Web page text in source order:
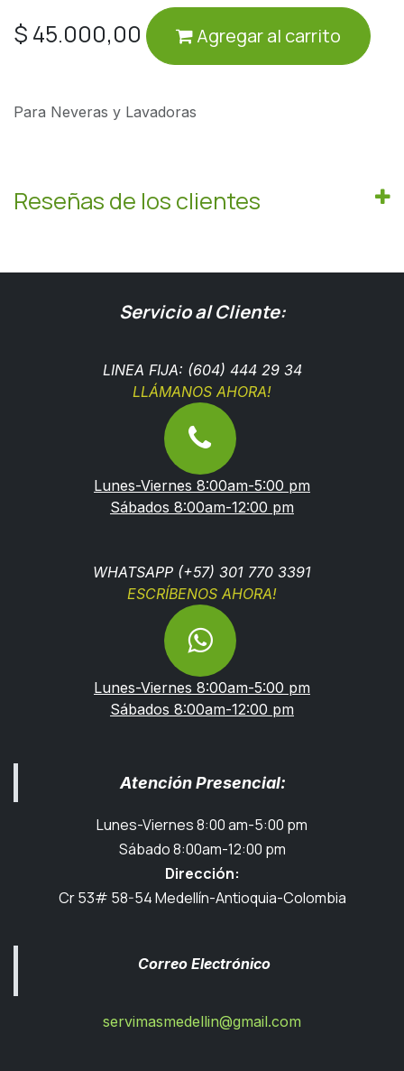
$ 45.000,00 Agregar al carrito
Para Neveras y Lavadoras
Reseñas de los clientes
Servicio al Cliente:
LINEA FIJA: (604) 444 29 34
LLÁMANOS AHORA!
Lunes-Viernes 8:00am-5:00 pm
Sábados 8:00am-12:00 pm
WHATSAPP (+57) 301 770 3391
ESCRÍBENOS AHORA!
Lunes-Viernes 8:00am-5:00 pm
Sábados 8:00am-12:00 pm
Atención Presencial:
Lunes-Viernes 8:00 am-5:00 pm
Sábado 8:00am-12:00 pm
Dirección:
Cr 53# 58-54 Medellín-Antioquia-Colombia
Correo Electrónico
servimasmedellin@gmail.com